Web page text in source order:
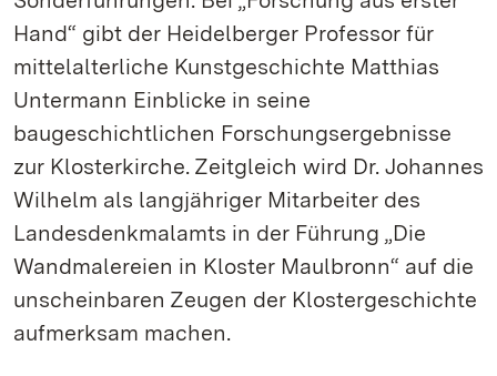
Hand“ gibt der Heidelberger Professor für
mittelalterliche Kunstgeschichte Matthias
Untermann Einblicke in seine
baugeschichtlichen Forschungsergebnisse
zur Klosterkirche. Zeitgleich wird Dr. Johannes
Wilhelm als langjähriger Mitarbeiter des
Landesdenkmalamts in der Führung „Die
Wandmalereien in Kloster Maulbronn“ auf die
unscheinbaren Zeugen der Klostergeschichte
aufmerksam machen.